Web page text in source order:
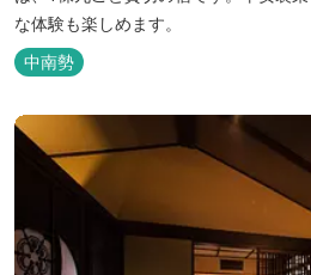
な体験も楽しめます。
中南勢